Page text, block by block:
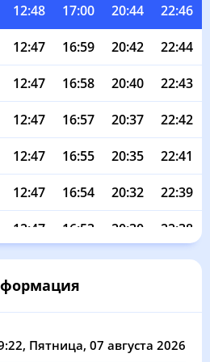
12:48 17:00 20:44 22:46
12:47 16:59 20:42 22:44
12:47 16:58 20:40 22:43
12:47 16:57 20:37 22:42
12:47 16:55 20:35 22:41
12:47 16:54 20:32 22:39
12:47 16:53 20:30 22:38
12:46 16:52 20:27 22:37
12:46 16:49 22:34
, Пятница, 07 августа 2026